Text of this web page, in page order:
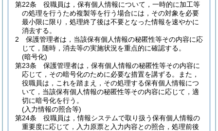
第22条
役職員は，保有個人情報について，一時的に加工等
の処理を行うため複製等を行う場合には，その対象を必要
最小限に限り，処理終了後は不要となった情報を速やかに
消去する。
2
保護管理者は，当該保有個人情報の秘匿性等その内容に応
じて，随時，消去等の実施状況を重点的に確認する。
(暗号化)
第23条
保護管理者は，保有個人情報の秘匿性等その内容に
応じて，その暗号化のために必要な措置を講ずる。
また，
役職員は，これを踏まえ，その処理する保有個人情報につ
いて，当該保有個人情報の秘匿性等その内容に応じて，適
切に暗号化を行う。
(入力情報の照合等)
第24条
役職員は，情報システムで取り扱う保有個人情報の
重要度に応じて，入力原票と入力内容との照合，処理前後